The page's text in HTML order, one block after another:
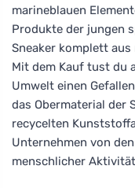
marineblauen
Produkte der jungen
Sneaker komplett
Mit dem Kauf tust du
Umwelt einen
das Obermaterial der
recycelten
Unternehmen von
menschlicher